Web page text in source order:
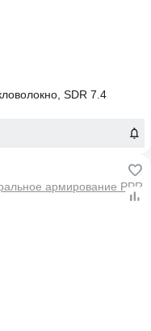
SDR 7.4